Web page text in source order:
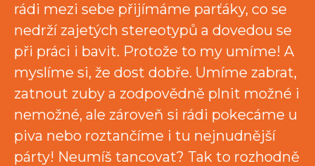
rádi mezi sebe přijímáme parťáky, co se
nedrží zajetých stereotypů a dovedou se
při práci i bavit. Protože to my umíme! A
myslíme si, že dost dobře. Umíme zabrat,
zatnout zuby a zodpovědně plnit možné i
nemožné, ale zároveň si rádi pokecáme u
piva nebo roztančíme i tu nejnudnější
párty! Neumíš tancovat? Tak to rozhodně